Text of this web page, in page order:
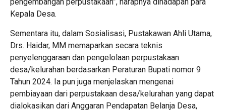
Kepala Desa.
Sementara itu, dalam Sosialisasi, Pustakawan Ahli Utama,
Drs. Haidar, MM memaparkan secara teknis
penyelenggaraan dan pengelolaan perpustakaan
desa/kelurahan berdasarkan Peraturan Bupati nomor 9
Tahun 2024. Ia pun juga menjelaskan mengenai
pembiayaan dari perpustakaan desa/kelurahan yang dapat
dialokasikan dari Anggaran Pendapatan Belanja Desa,